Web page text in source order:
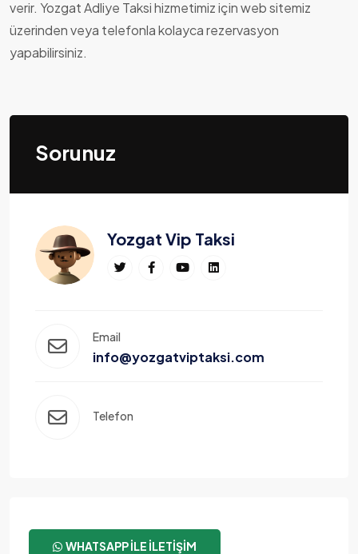
verir. Yozgat Adliye Taksi hizmetimiz için web sitemiz
üzerinden veya telefonla kolayca rezervasyon
yapabilirsiniz.
Sorunuz
Yozgat Vip Taksi
Email
info@yozgatviptaksi.com
Telefon
WHATSAPP ILE İLETIŞIM